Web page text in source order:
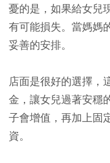
憂的是，如果給女兒
有可能損失。當媽媽
妥善的安排。
店面是很好的選擇，
金，讓女兒過著安穩
子會增值，再加上固
資。